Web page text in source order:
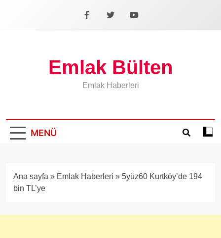
Facebook
X YouTube
Emlak Bülten
Emlak Haberleri
MENÜ
Koyu
Ana sayfa » Emlak Haberleri » 5yüz60 Kurtköy’de 194
bin TL’ye